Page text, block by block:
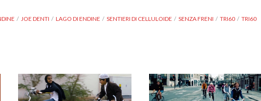
JOE DENTI LAGO DI ENDINE SENTIERI DI CELLULOIDE SENZA FRENI TRI60
TRI60